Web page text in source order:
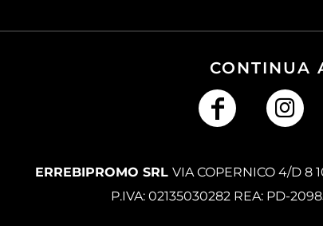
CONTINUA
ERREBIPROMO SRL VIA COPERNICO 4/D 8
P.IVA: 02135030282 REA: PD-